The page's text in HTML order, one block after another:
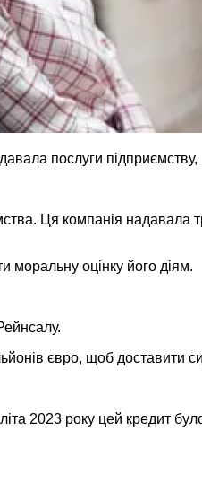
послуги
Ця компанія надавала
моральну оцінку його діям.
євро, щоб доставити
2023 року цей кредит